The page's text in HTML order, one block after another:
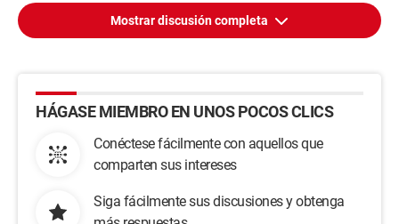
Mostrar discusión completa
HÁGASE MIEMBRO EN UNOS POCOS CLICS
Conéctese fácilmente con aquellos que
comparten sus intereses
Siga fácilmente sus discusiones y obtenga